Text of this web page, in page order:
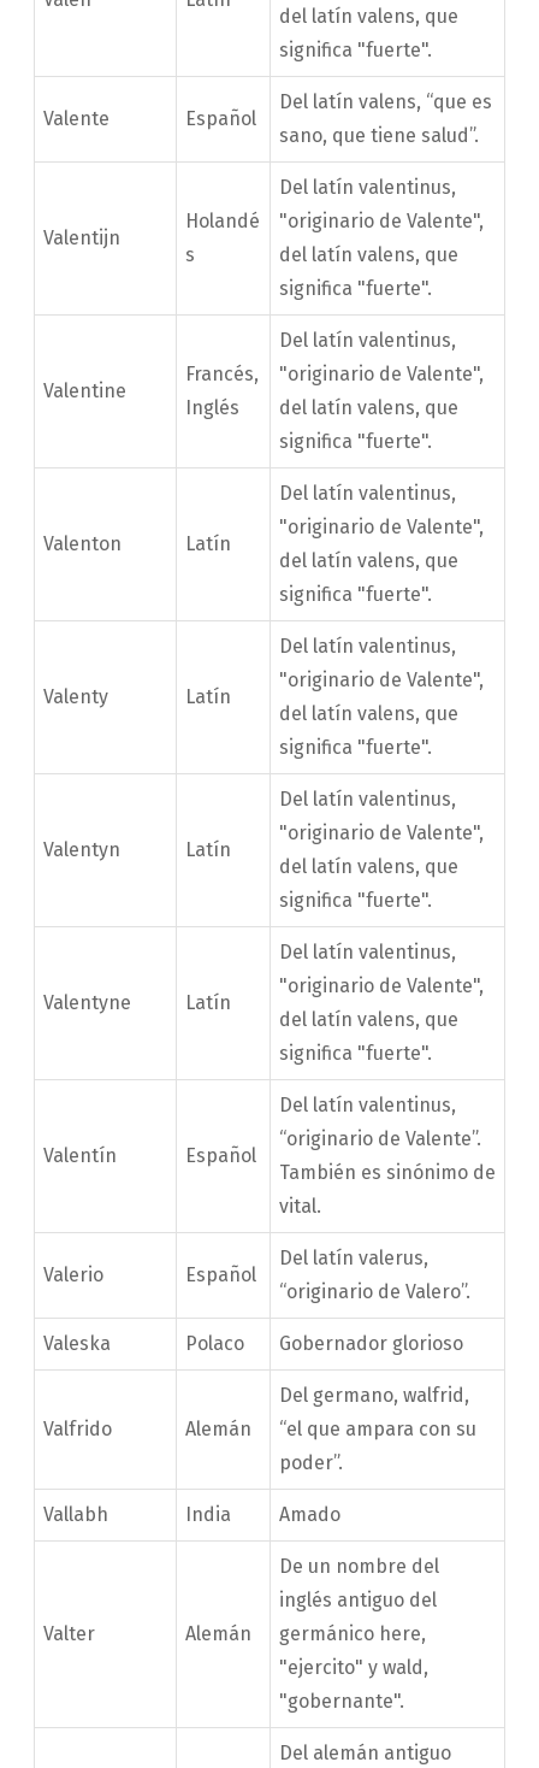
del latín valens, que
significa "fuerte".
Valente Español
Del latín valens, “que es
sano, que tiene salud”.
Valentijn
Holandé
s
Del latín valentinus,
"originario de Valente",
del latín valens, que
significa "fuerte".
Valentine
Francés,
Inglés
Del latín valentinus,
"originario de Valente",
del latín valens, que
significa "fuerte".
Valenton Latín
Del latín valentinus,
"originario de Valente",
del latín valens, que
significa "fuerte".
Valenty Latín
Del latín valentinus,
"originario de Valente",
del latín valens, que
significa "fuerte".
Valentyn Latín
Del latín valentinus,
"originario de Valente",
del latín valens, que
significa "fuerte".
Valentyne Latín
Del latín valentinus,
"originario de Valente",
del latín valens, que
significa "fuerte".
Valentín Español
Del latín valentinus,
“originario de Valente”.
También es sinónimo de
vital.
Valerio Español
Del latín valerus,
“originario de Valero”.
Valeska Polaco Gobernador glorioso
Valfrido Alemán
Del germano, walfrid,
“el que ampara con su
poder”.
Vallabh India Amado
Valter Alemán
De un nombre del
inglés antiguo del
germánico here,
"ejercito" y wald,
"gobernante".
Del alemán antiguo